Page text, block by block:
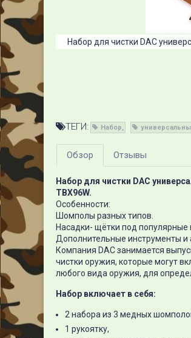
Набор для чистки DAC
ТЕГИ: Набор
Обзор Отзывы
Набор для чистки DAC
TBX96W.
Особенности:
Шомполы разных типов.
Насадки- щётки под популярные
Дополнительные инструменты и
Компания DAC занимается
чистки оружия, которые могут
любого вида оружия, для
Набор включает в себя:
2 набора из 3 медных
1 рукоятку,